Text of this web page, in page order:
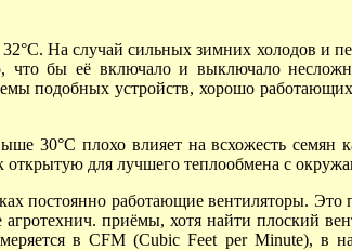
На случай сильных зимних холодов и
что бы её включало и выключало
подобных устройств, хорошо
30°C плохо влияет на всхожесть семян
открытую для лучшего теплообмена с
постоянно работающие вентиляторы. Это
приёмы, хотя найти плоский
в CFM (Cubic Feet per Minute), в